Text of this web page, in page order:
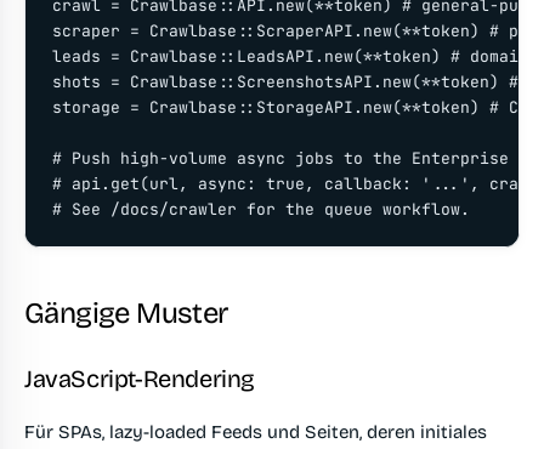
crawl = Crawlbase::API.new(**token) # general-
scraper = Crawlbase::ScraperAPI.new(**token) #
leads = Crawlbase::LeadsAPI.new(**token) #
shots = Crawlbase::ScreenshotsAPI.new(**token) #
storage = Crawlbase::StorageAPI.new(**token) #
# Push high-volume async jobs to the Enterprise
# api.get(url, async: true, callback: '...',
# See /docs/crawler for the queue workflow.
Gängige Muster
JavaScript-Rendering
Für SPAs, lazy-loaded Feeds und Seiten, deren initiales